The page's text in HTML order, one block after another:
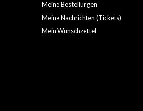
Meine Bestellungen
Meine Nachrichten (Tickets)
Mein Wunschzettel